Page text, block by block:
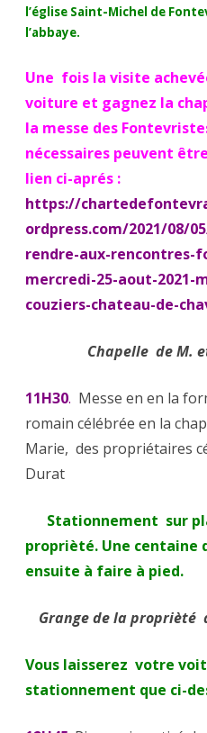
l’église Saint-Michel de
l’abbaye.
Une fois la visite
voiture et gagnez la
la messe des
nécessaires peuvent
lien ci-aprés :
https://
ordpress.com/2021/08/
rendre-aux-rencontres-
mercredi-25-aout-
couziers-chateau-de-
Chapelle de M.
11H30. Messe en en la
romain célébrée en la
Marie, des propriétaires
Durat
Stationnement sur
proprièté. Une centaine
ensuite à faire à pied.
Grange de la proprièté
Vous laisserez votre
stationnement que ci-